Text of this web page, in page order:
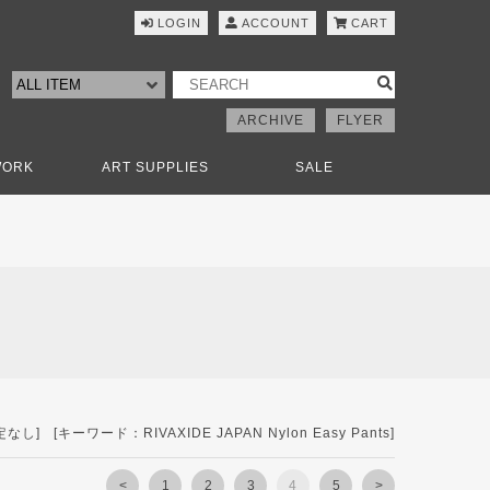
LOGIN ACCOUNT CART
ARCHIVE FLYER
ART SUPPLIES SALE
なし] [キーワード：RIVAXIDE JAPAN Nylon Easy Pants]
< 1 2 3 4 5 >